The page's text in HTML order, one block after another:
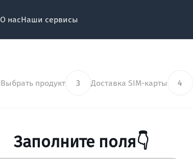
О насНаши сервисы
Выбрать продукт 3 Доставка SIM-карты 4
Заполните поля👇